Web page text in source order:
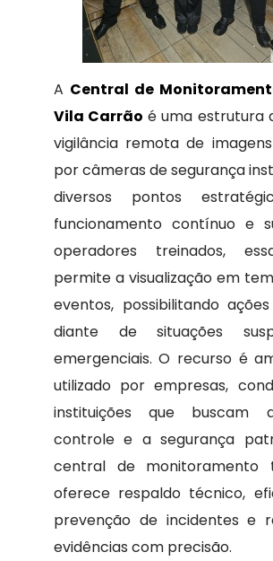
A Central de
Vila Carrão é uma estrutura
vigilância remota de
por câmeras de segurança
diversos pontos
funcionamento contínuo e
operadores treinados,
permite a visualização em
eventos, possibilitando
diante de situações
emergenciais. O recurso é
utilizado por empresas,
instituições que buscam
controle e a segurança
central de monitoramento
oferece respaldo técnico,
prevenção de incidentes e
evidências com precisão.